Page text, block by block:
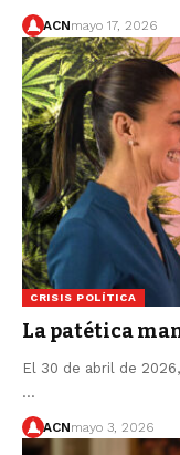
ACNmayo 17, 2026
CRISIS POLÍTICA
La patética
El 30 de abril de
…
ACNmayo 3, 2026